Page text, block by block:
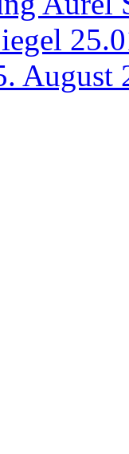
August